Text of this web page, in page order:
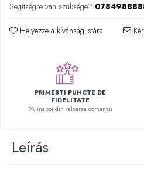
Háziállat figurák
Plüss figurák
Különleges igények és Down-
szindróma
Ábécés játékok
Numberblocks készletek
Segítségre van szüksége?
Helyezze a kívánságlistára
PRIMESTI PUNCTE DE
FIDELITATE
3% inapoi din valoarea comenzii
Leírás